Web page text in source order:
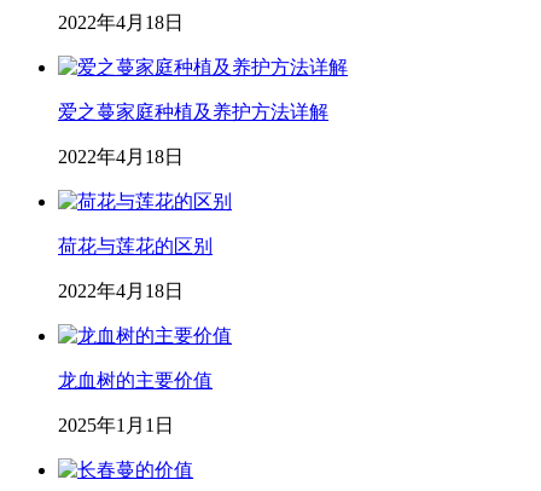
2022年4月18日
爱之蔓家庭种植及养护方法详解
2022年4月18日
荷花与莲花的区别
2022年4月18日
龙血树的主要价值
2025年1月1日